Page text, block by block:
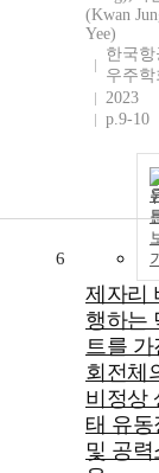
(Kwan
Yee)
한국항
우주학
2023
p.9-10
6
제자리
행하는
트를 가
회전체
비정상
태 유동
및 공력